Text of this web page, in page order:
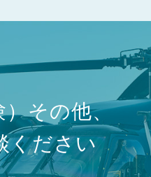
）その他、
ください